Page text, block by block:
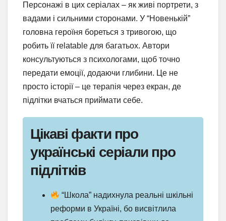
Персонажі в цих серіалах – як живі портрети, з
вадами і сильними сторонами. У “Новенькій”
головна героїня бореться з тривогою, що
робить її relatable для багатьох. Автори
консультуються з психологами, щоб точно
передати емоції, додаючи глибини. Це не
просто історії – це терапія через екран, де
підлітки вчаться приймати себе.
Цікаві факти про
українські серіали про
підлітків
“Школа” надихнула реальні шкільні
реформи в Україні, бо висвітлила